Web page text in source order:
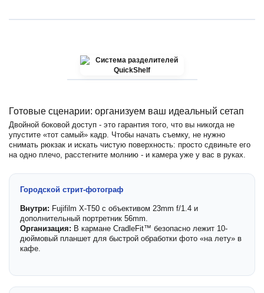
Готовые сценарии: организуем ваш идеальный сетап
Двойной боковой доступ - это гарантия того, что вы никогда не
упустите «тот самый» кадр. Чтобы начать съемку, не нужно
снимать рюкзак и искать чистую поверхность: просто сдвиньте его
на одно плечо, расстегните молнию - и камера уже у вас в руках.
Городской стрит-фотограф
Внутри: Fujifilm X-T50 с объективом 23mm f/1.4 и
дополнительный портретник 56mm.
Организация: В кармане CradleFit™ безопасно лежит 10-
дюймовый планшет для быстрой обработки фото «на лету» в
кафе.